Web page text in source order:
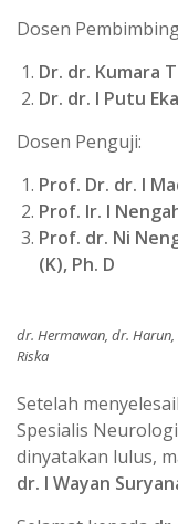
Dosen
Dr. dr. Kumara
Dr. dr. I Putu
Dosen Penguji:
Prof. Dr. dr. I
Prof. Ir. I
Prof. dr. Ni
(K), Ph. D
dr. Hermawan, dr.
Riska
Setelah
Spesialis
dinyatakan lulus,
dr. I Wayan